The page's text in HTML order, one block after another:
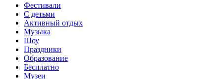
Фестивали
С детьми
Активный отдых
Музыка
Шоу
Праздники
Образование
Бесплатно
Музеи